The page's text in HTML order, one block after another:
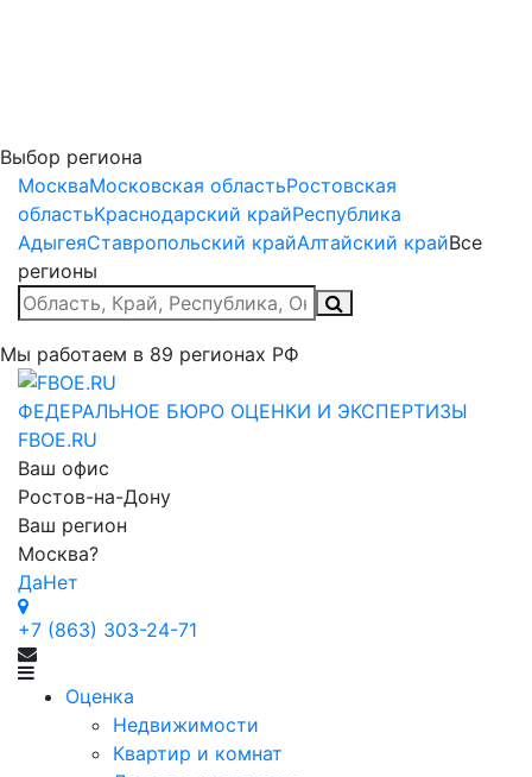
Выбор региона
МоскваМосковская областьРостовская
областьКраснодарский крайРеспублика
АдыгеяСтавропольский крайАлтайский крайВсе
регионы
Мы работаем в 89 регионах РФ
ФЕДЕРАЛЬНОЕ БЮРО ОЦЕНКИ И ЭКСПЕРТИЗЫ
FBOE.RU
Ваш офис
Ростов-на-Дону
Ваш регион
Москва?
ДаНет
+7 (863) 303-24-71
Оценка
Недвижимости
Квартир и комнат